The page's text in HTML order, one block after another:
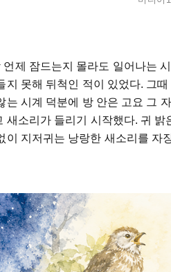
언제 잠드는지 몰라도 일어나는
지 못해 뒤척인 적이 있었다. 그때
는 시계 덕분에 방 안은 고요 그
새소리가 들리기 시작했다. 귀 밝
이 지저귀는 낭랑한 새소리를 자